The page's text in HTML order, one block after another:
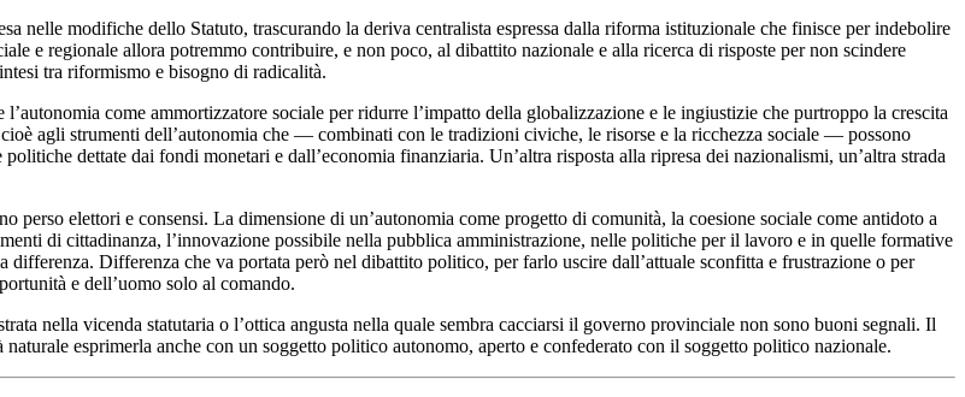
nelle modifiche dello Statuto, trascurando la deriva centralista espressa dalla riforma istituzionale che finisce per indebolire
e regionale allora potremmo contribuire, e non poco, al dibattito nazionale e alla ricerca di risposte per non scindere
tra riformismo e bisogno di radicalità.
come ammortizzatore sociale per ridurre l’impatto della globalizzazione e le ingiustizie che purtroppo la crescita
agli strumenti dell’autonomia che — combinati con le tradizioni civiche, le risorse e la ricchezza sociale — possono
dettate dai fondi monetari e dall’economia finanziaria. Un’altra risposta alla ripresa dei nazionalismi, un’altra strada
elettori e consensi. La dimensione di un’autonomia come progetto di comunità, la coesione sociale come antidoto a
di cittadinanza, l’innovazione possibile nella pubblica amministrazione, nelle politiche per il lavoro e in quelle formative
differenza. Differenza che va portata però nel dibattito politico, per farlo uscire dall’attuale sconfitta e frustrazione o per
e dell’uomo solo al comando.
nella vicenda statutaria o l’ottica angusta nella quale sembra cacciarsi il governo provinciale non sono buoni segnali. Il
esprimerla anche con un soggetto politico autonomo, aperto e confederato con il soggetto politico nazionale.